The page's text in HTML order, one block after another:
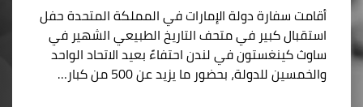
أقامت سفارة دولة الإمارات في المملكة المتحدة حفل
استقبال كبير في متحف التاريخ الطبيعي الشهير في
ساوث كينغستون في لندن احتفاءً بعيد الاتحاد الواحد
والخمسين للدولة، بحضور ما يزيد عن 500 من كبار…